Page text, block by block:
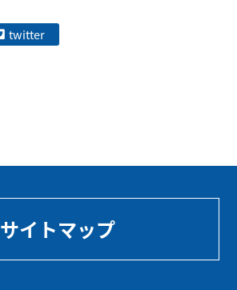
twitter
サイトマップ